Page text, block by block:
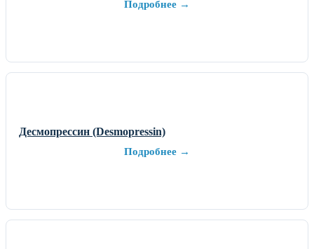
Подробнее →
Десмопрессин (Desmopressin)
Подробнее →